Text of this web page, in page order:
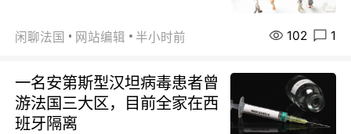
闲聊法国 网站编辑 半小时前 102 1
一名安第斯型汉坦病毒患者曾
游法国三大区，目前全家在西
班牙隔离